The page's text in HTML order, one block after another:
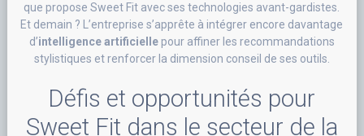
que propose Sweet Fit avec ses technologies avant-gardistes.
Et demain ? L’entreprise s’apprête à intégrer encore davantage
d’intelligence artificiellepour affiner les recommandations
stylistiques et renforcer la dimension conseil de ses outils.
Défis et opportunités pour
Sweet Fit dans le secteur de la